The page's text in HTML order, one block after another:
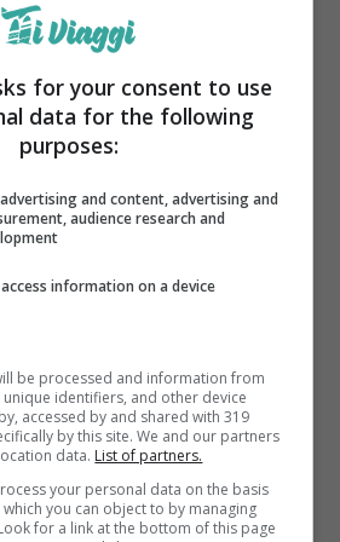
del McWane Science
che questi denti sono
parti del mondo, il che
sulla diffusione di
le ricostruzioni, il
durante il Paleocene.
scienziati
for your consent to use
data for the following
purposes:
and content, advertising and
audience research and
information on a device
be processed and information from
identifiers, and other device
accessed by and shared with 319
by this site. We and our partners
data. List of partners.
your personal data on the basis
you can object to by managing
for a link at the bottom of this page